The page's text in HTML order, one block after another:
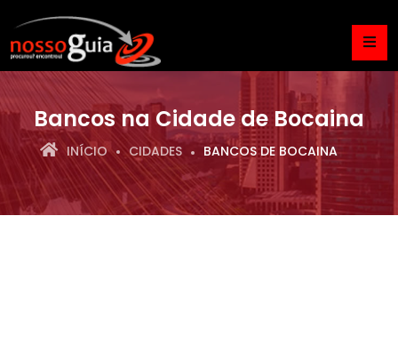
Bancos na Cidade de Bocaina
INÍCIO CIDADES BANCOS DE BOCAINA